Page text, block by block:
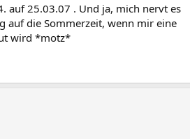
auf 25.03.07 . Und ja, mich nervt es
auf die Sommerzeit, wenn mir eine
wird *motz*